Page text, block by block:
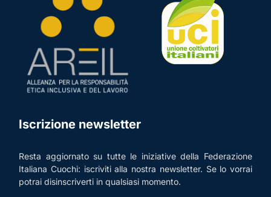
Iscrizione newsletter
Resta aggiornato su tutte le iniziative della Federazione
Italiana Cuochi: iscriviti alla nostra newsletter. Se lo vorrai
potrai disinscriverti in qualsiasi momento.